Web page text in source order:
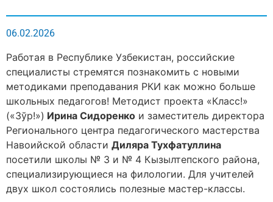
06.02.2026
Работая в Республике Узбекистан, российские
специалисты стремятся познакомить с новыми
методиками преподавания РКИ как можно больше
школьных педагогов! Методист проекта «Класс!»
(«Зўр!») Ирина Сидоренко и заместитель директора
Регионального центра педагогического мастерства
Навоийской области Диляра Тухфатуллина
посетили школы № 3 и № 4 Кызылтепского района,
специализирующиеся на филологии. Для учителей
двух школ состоялись полезные мастер-классы.